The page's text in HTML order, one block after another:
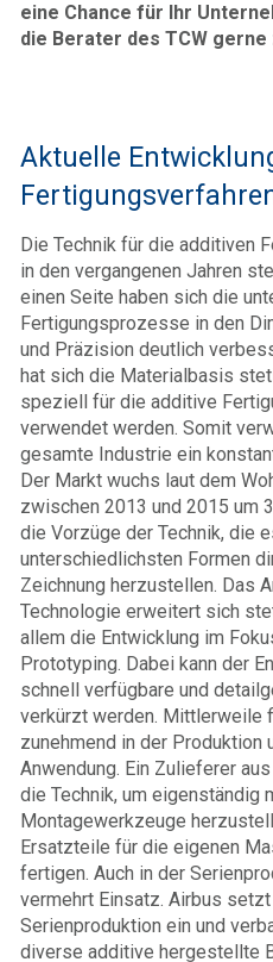
eine Chance für Ihr
die Berater des TCW
Aktuelle
Die Technik für die additiven
in den vergangenen Jahren
einen Seite haben sich die
Fertigungsprozesse in den
und Präzision deutlich
hat sich die Materialbasis
speziell für die additive
verwendet werden. Somit
gesamte Industrie ein
Der Markt wuchs laut dem
zwischen 2013 und 2015 um
die Vorzüge der Technik, die
unterschiedlichsten Formen
Zeichnung herzustellen. Das
Technologie erweitert sich
allem die Entwicklung im
Prototyping. Dabei kann der
schnell verfügbare und
verkürzt werden. Mittlerweile
zunehmend in der Produktion
Anwendung. Ein Zulieferer
die Technik, um eigenständig
Montagewerkzeuge
Ersatzteile für die eigenen
fertigen. Auch in der
vermehrt Einsatz. Airbus
Serienproduktion ein und
diverse additive hergestellte